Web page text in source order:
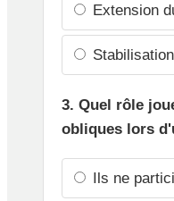
Extension
3. Quel rôle
obliques lors
Ils ne